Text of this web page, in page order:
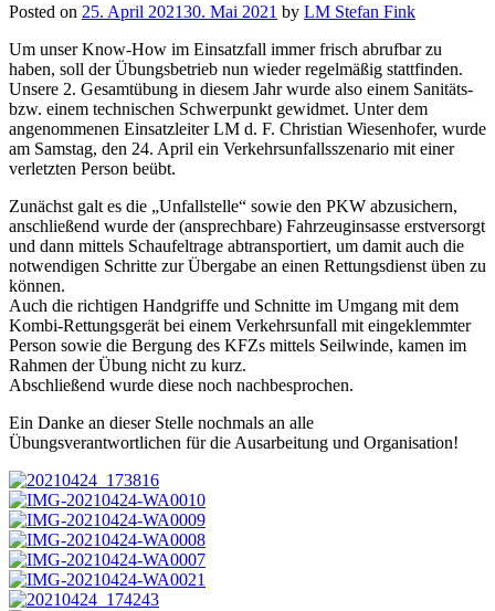
Posted on 25. April 202130. Mai 2021 by LM Stefan Fink
Um unser Know-How im Einsatzfall immer frisch abrufbar zu
haben, soll der Übungsbetrieb nun wieder regelmäßig stattfinden.
Unsere 2. Gesamtübung in diesem Jahr wurde also einem Sanitäts-
bzw. einem technischen Schwerpunkt gewidmet. Unter dem
angenommenen Einsatzleiter LM d. F. Christian Wiesenhofer, wurde
am Samstag, den 24. April ein Verkehrsunfallsszenario mit einer
verletzten Person beübt.
Zunächst galt es die „Unfallstelle“ sowie den PKW abzusichern,
anschließend wurde der (ansprechbare) Fahrzeuginsasse erstversorgt
und dann mittels Schaufeltrage abtransportiert, um damit auch die
notwendigen Schritte zur Übergabe an einen Rettungsdienst üben zu
können.
Auch die richtigen Handgriffe und Schnitte im Umgang mit dem
Kombi-Rettungsgerät bei einem Verkehrsunfall mit eingeklemmter
Person sowie die Bergung des KFZs mittels Seilwinde, kamen im
Rahmen der Übung nicht zu kurz.
Abschließend wurde diese noch nachbesprochen.
Ein Danke an dieser Stelle nochmals an alle
Übungsverantwortlichen für die Ausarbeitung und Organisation!